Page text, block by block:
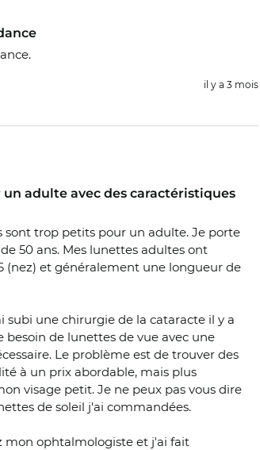
il y a 3 mois
un adulte avec des caractéristiques
sont trop petits pour un adulte. Je porte
50 ans. Mes lunettes adultes ont
(nez) et généralement une longueur de
subi une chirurgie de la cataracte il y a
besoin de lunettes de vue avec une
Le problème est de trouver des
à un prix abordable, mais plus
visage petit. Je ne peux pas vous dire
de soleil j'ai commandées.
mon ophtalmologiste et j'ai fait